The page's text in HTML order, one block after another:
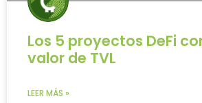
Los 5 proyectos DeFi
valor de TVL
LEER MÁS »